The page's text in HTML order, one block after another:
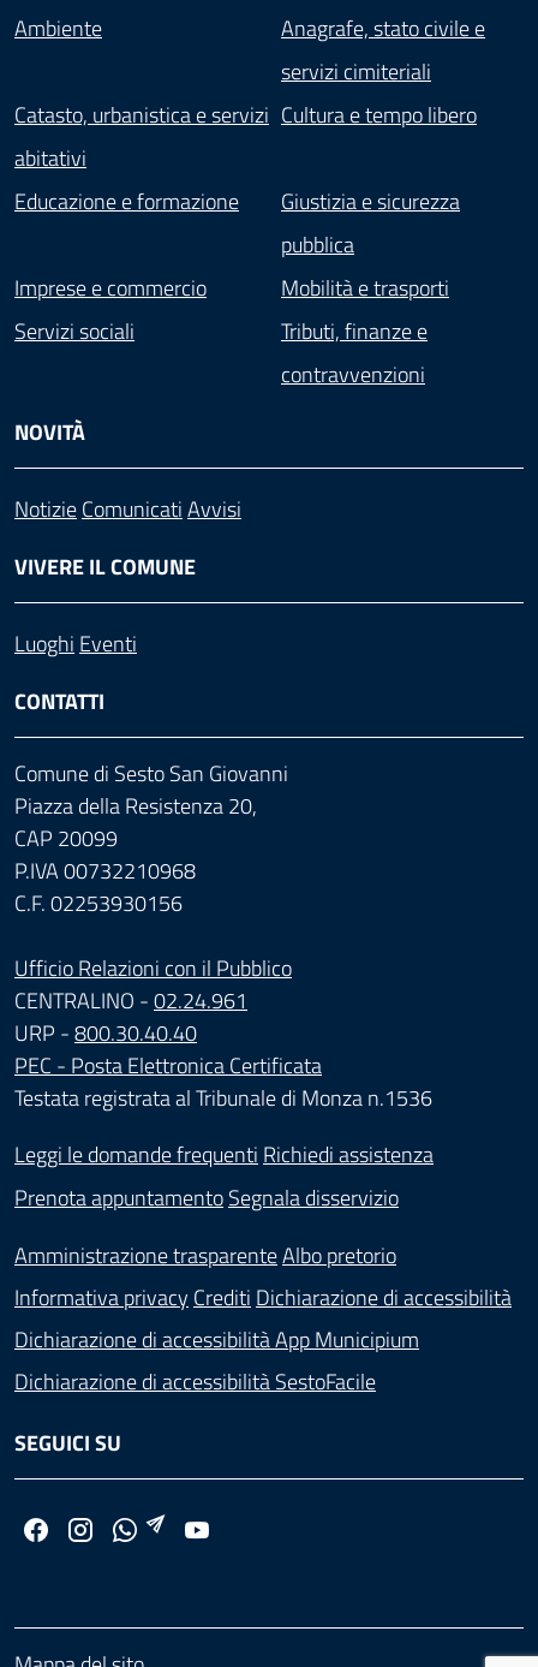
Ambiente
Anagrafe, stato civile e
servizi cimiteriali
Catasto, urbanistica e servizi
abitativi
Cultura e tempo libero
Educazione e formazione
Giustizia e sicurezza
pubblica
Imprese e commercio
Mobilità e trasporti
Servizi sociali
Tributi, finanze e
contravvenzioni
NOVITÀ
NotizieComunicatiAvvisi
VIVERE IL COMUNE
Luoghi Eventi
CONTATTI
Comune di Sesto San Giovanni
Piazza della Resistenza 20,
CAP 20099
P.IVA 00732210968
C.F. 02253930156
Ufficio Relazioni con il Pubblico
CENTRALINO -02.24.961
URP -800.30.40.40
PEC - Posta Elettronica Certificata
Testata registrata al Tribunale di Monza n.1536
Leggi le domande frequenti Richiedi assistenza
Prenota appuntamentoSegnala disservizio
Amministrazione trasparenteAlbo pretorio
Informativa privacy Crediti Dichiarazione di accessibilità
Dichiarazione di accessibilità App Municipium
Dichiarazione di accessibilità SestoFacile
SEGUICI SU